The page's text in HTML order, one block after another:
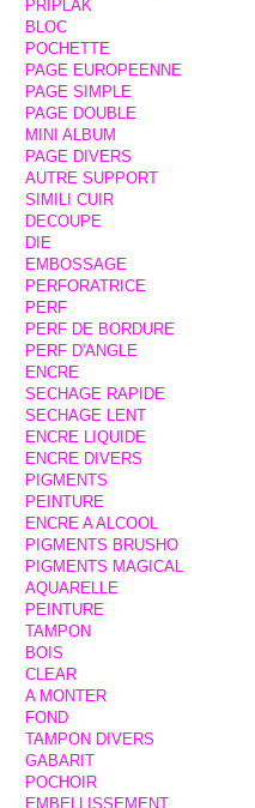
PRIPLAK
BLOC
POCHETTE
PAGE EUROPEENNE
PAGE SIMPLE
PAGE DOUBLE
MINI ALBUM
PAGE DIVERS
AUTRE SUPPORT
SIMILI CUIR
DECOUPE
DIE
EMBOSSAGE
PERFORATRICE
PERF
PERF DE BORDURE
PERF D'ANGLE
ENCRE
SECHAGE RAPIDE
SECHAGE LENT
ENCRE LIQUIDE
ENCRE DIVERS
PIGMENTS
PEINTURE
ENCRE A ALCOOL
PIGMENTS BRUSHO
PIGMENTS MAGICAL
AQUARELLE
PEINTURE
TAMPON
BOIS
CLEAR
A MONTER
FOND
TAMPON DIVERS
GABARIT
POCHOIR
EMBELLISSEMENT